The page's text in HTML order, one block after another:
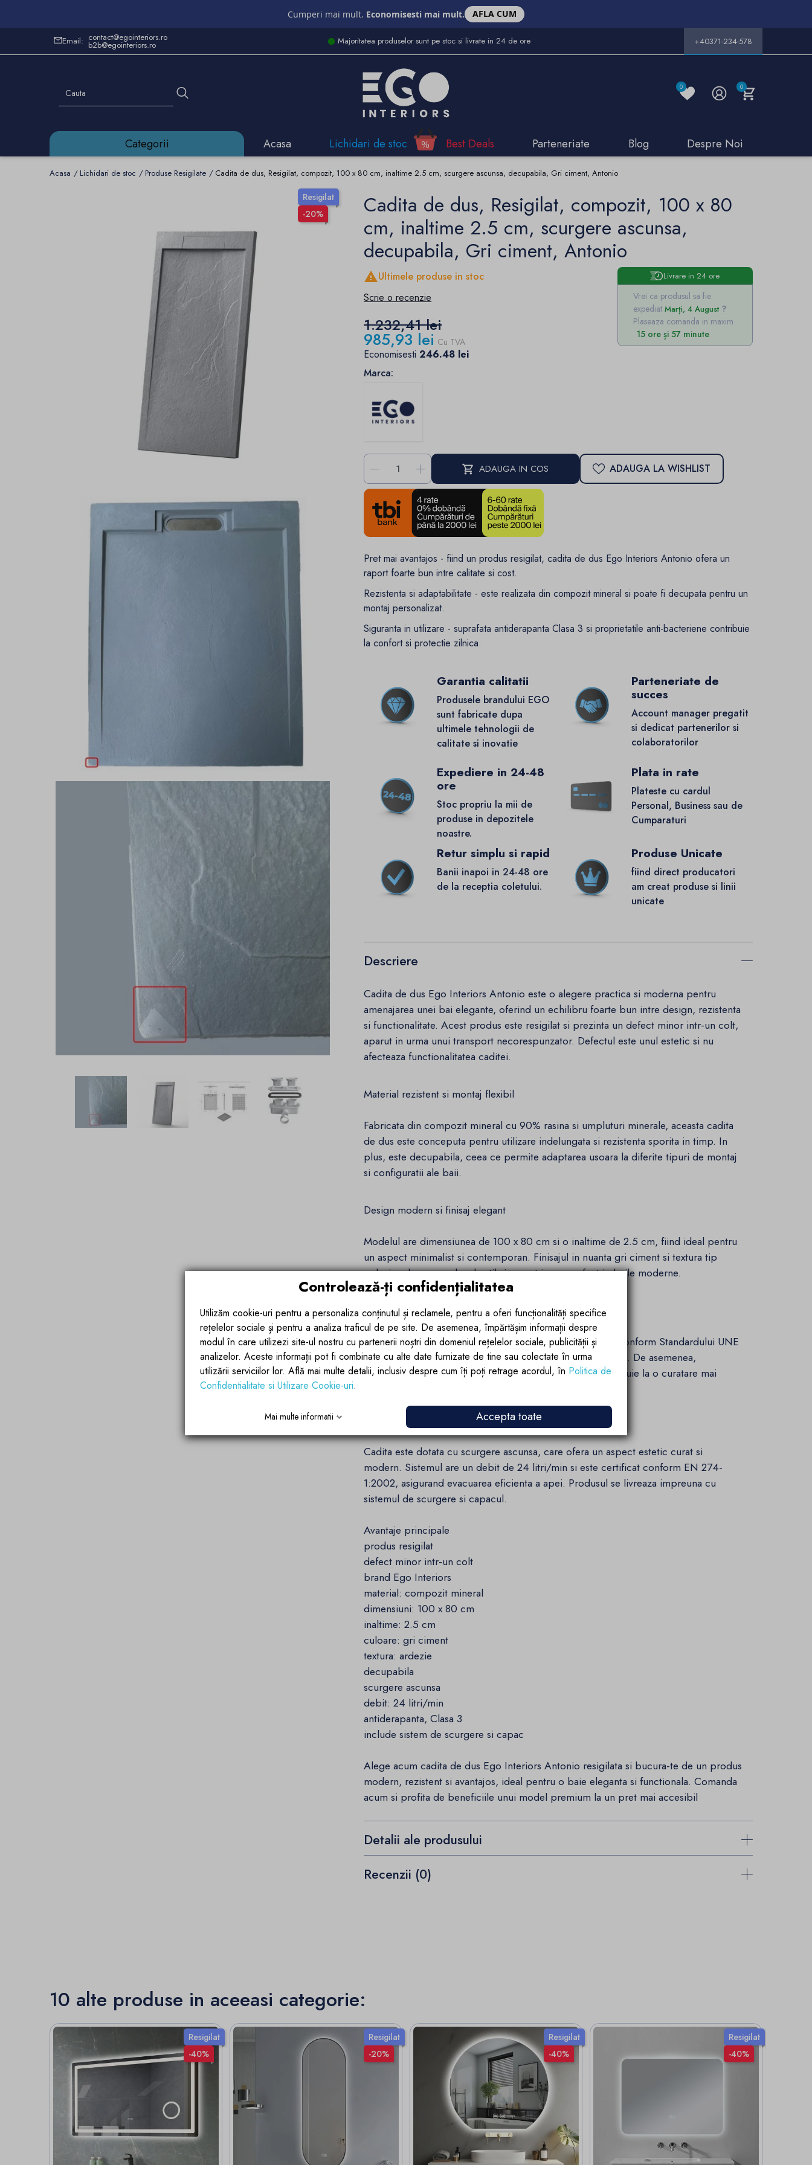
Cumperi mai mult. Economisesti mai mult. AFLA CUM
Email: contact@egointeriors.ro
b2b@egointeriors.ro Majoritatea produselor sunt pe stoc si livrate in 24 de ore +40371-234-578
0 0
Categorii Acasa Lichidari de stoc Best Deals Parteneriate Blog Despre Noi
Acasa Lichidari de stoc Produse Resigilate Cadita de dus, Resigilat, compozit, 100 x 80 cm, inaltime 2.5 cm, scurgere ascunsa, decupabila, Gri ciment, Antonio
Resigilat
-20%
Cadita de dus, Resigilat, compozit, 100 x 80
cm, inaltime 2.5 cm, scurgere ascunsa,
decupabila, Gri ciment, Antonio
Livrare in 24 ore
Vrei ca produsul sa fie
expediat Marți, 4 August
Plaseaza comanda in maxim
15 ore și 57 minute
Ultimele produse in stoc
Scrie o recenzie
1.232,41 lei
985,93 lei Cu TVA
Economisesti 246.48 lei
Marca:
- + ADAUGA IN COS ADAUGA LA WISHLIST
Pret mai avantajos - fiind un produs resigilat, cadita de dus Ego Interiors Antonio ofera un
raport foarte bun intre calitate si cost.
Rezistenta si adaptabilitate - este realizata din compozit mineral si poate fi decupata pentru un
montaj personalizat.
Siguranta in utilizare - suprafata antiderapanta Clasa 3 si proprietatile anti-bacteriene contribuie
la confort si protectie zilnica.
Garantia calitatii
Produsele brandului EGO
sunt fabricate dupa
ultimele tehnologii de
calitate si inovatie
Parteneriate de
succes
Account manager pregatit
si dedicat partenerilor si
colaboratorilor
Expediere in 24-48
ore
Stoc propriu la mii de
produse in depozitele
noastre.
Plata in rate
Plateste cu cardul
Personal, Business sau de
Cumparaturi
Retur simplu si rapid
Banii inapoi in 24-48 ore
de la receptia coletului.
Produse Unicate
fiind direct producatori
am creat produse si linii
unicate
Descriere
Cadita de dus Ego Interiors Antonio este o alegere practica si moderna pentru
amenajarea unei bai elegante, oferind un echilibru foarte bun intre design, rezistenta
si functionalitate. Acest produs este resigilat si prezinta un defect minor intr-un colt,
aparut in urma unui transport necorespunzator. Defectul este unul estetic si nu
afecteaza functionalitatea caditei.
Material rezistent si montaj flexibil
Fabricata din compozit mineral cu 90% rasina si umpluturi minerale, aceasta cadita
de dus este conceputa pentru utilizare indelungata si rezistenta sporita in timp. In
plus, este decupabila, ceea ce permite adaptarea usoara la diferite tipuri de montaj
si configuratii ale baii.
Design modern si finisaj elegant
Modelul are dimensiunea de 100 x 80 cm si o inaltime de 2.5 cm, fiind ideal pentru
un aspect minimalist si contemporan. Finisajul in nuanta gri ciment si textura tip
ardezie adauga un plus de stil si se potrivesc perfect in baile moderne.
Siguranta si igiena
Cadita Ego Interiors este prevazuta cu strat antiderapant conform Standardului UNE
41901:2017 Clasa 3, pentru un plus de siguranta la utilizare. De asemenea,
beneficiaza de proprietati anti-bacteriene, ceea ce contribuie la o curatare mai
Scurgere eficienta
Cadita este dotata cu scurgere ascunsa, care ofera un aspect estetic curat si
modern. Sistemul are un debit de 24 litri/min si este certificat conform EN 274-
1:2002, asigurand evacuarea eficienta a apei. Produsul se livreaza impreuna cu
sistemul de scurgere si capacul.
Avantaje principale
produs resigilat
defect minor intr-un colt
brand Ego Interiors
material: compozit mineral
dimensiuni: 100 x 80 cm
inaltime: 2.5 cm
culoare: gri ciment
textura: ardezie
decupabila
scurgere ascunsa
debit: 24 litri/min
antiderapanta, Clasa 3
include sistem de scurgere si capac
Alege acum cadita de dus Ego Interiors Antonio resigilata si bucura-te de un produs
modern, rezistent si avantajos, ideal pentru o baie eleganta si functionala. Comanda
acum si profita de beneficiile unui model premium la un pret mai accesibil
Detalii ale produsului
Recenzii (0)
10 alte produse in aceeasi categorie:
Resigilat
-40%
Resigilat
-20%
Resigilat
-40%
Resigilat
-40%
Controlează-ți confidențialitatea
Utilizăm cookie-uri pentru a personaliza conținutul și reclamele, pentru a oferi funcționalități specifice
rețelelor sociale și pentru a analiza traficul de pe site. De asemenea, împărtășim informații despre
modul în care utilizezi site-ul nostru cu partenerii noștri din domeniul rețelelor sociale, publicității și
analizelor. Aceste informații pot fi combinate cu alte date furnizate de tine sau colectate în urma
utilizării serviciilor lor. Află mai multe detalii, inclusiv despre cum îți poți retrage acordul, în Politica de
Confidentialitate si Utilizare Cookie-uri.
Mai multe informatii Accepta toate